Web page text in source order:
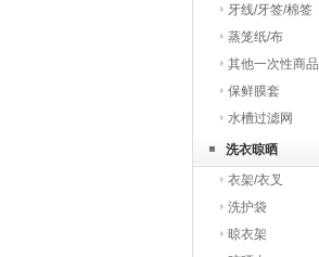
牙线/牙签/棉签
蒸笼纸/布
其他一次性商品
保鲜膜套
水槽过滤网
洗衣晾晒
衣架/衣叉
洗护袋
晾衣架